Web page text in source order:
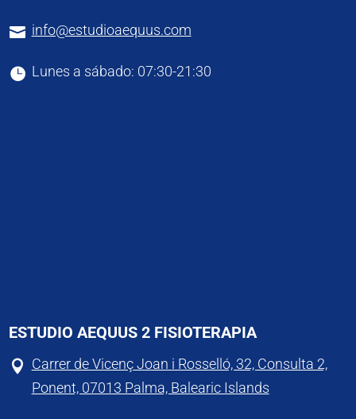
 info@estudioaequus.com
 Lunes a sábado: 07:30-21:30
ESTUDIO AEQUUS 2 FISIOTERAPIA
 Carrer de Vicenç Joan i Rosselló, 32, Consulta 2,
Ponent, 07013 Palma, Balearic Islands